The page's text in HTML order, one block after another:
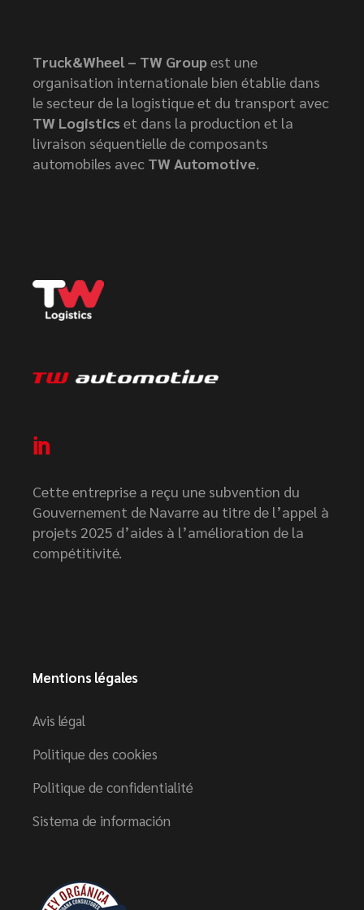
Truck&Wheel – TW Groupest une
organisation internationale bien établie dans
le secteur de la logistique et du transport avec
TW Logisticset dans la production et la
livraison séquentielle de composants
automobiles avec TW Automotive.
Cette entreprise a reçu une subvention du
Gouvernement de Navarre au titre de l’appel à
projets 2025 d’aides à l’amélioration de la
compétitivité.
Mentions légales
Avis légal
Politique des cookies
Politique de confidentialité
Sistema de información